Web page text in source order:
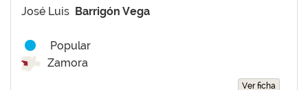
José Luis Barrigón Vega
Popular
Zamora
Ver ficha